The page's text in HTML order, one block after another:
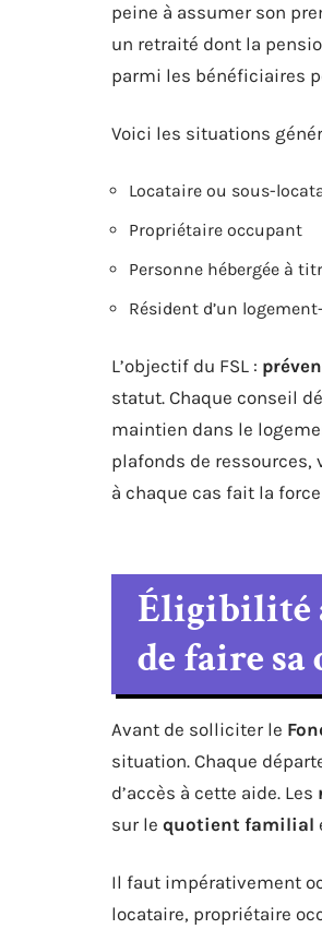
peine à assumer son
un retraité dont la
parmi les bénéficiaires
Voici les situations
Locataire ou sous-
Propriétaire occupant
Personne hébergée à
Résident d’un
L’objectif du FSL :
statut. Chaque conseil
maintien dans le
plafonds de ressources,
à chaque cas fait la force
Éligibilité
de faire sa
Avant de solliciter le
situation. Chaque
d’accès à cette aide. Les
sur le quotient familial
Il faut impérativement
locataire, propriétaire